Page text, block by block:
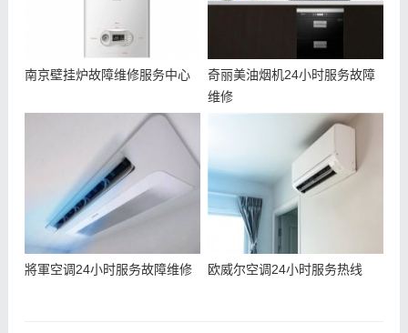
南京壁挂炉故障维修服务中心
奇丽美油烟机24小时服务故障
维修
將軍空调24小时服务故障维修 欧威尔空调24小时服务热线